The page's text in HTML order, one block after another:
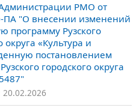
РМО от
ПА "О внесении изменений
программу Рузского
«Культура и
постановлением
городского округа